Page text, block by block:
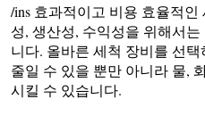
/ins 효과적이고 비용 효율적
성, 생산성, 수익성을 위해서
니다. 올바른 세척 장비를 선
줄일 수 있을 뿐만 아니라 물,
시킬 수 있습니다.